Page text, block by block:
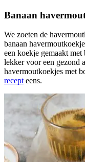
Banaan
We zoeten de
banaan
een koekje gemaakt
lekker voor een gezond
havermoutkoekjes met
recept eens.